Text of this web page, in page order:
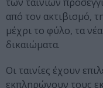
από τον ακτιβισμό,
μέχρι το φύλο, τα
δικαιώματα.
Οι ταινίες έχουν
εκπληρώνουν τους